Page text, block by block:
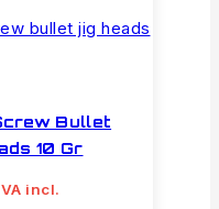
Bullet
10 Gr
incl.